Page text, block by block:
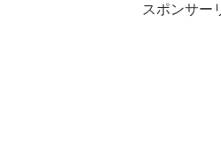
スポンサー